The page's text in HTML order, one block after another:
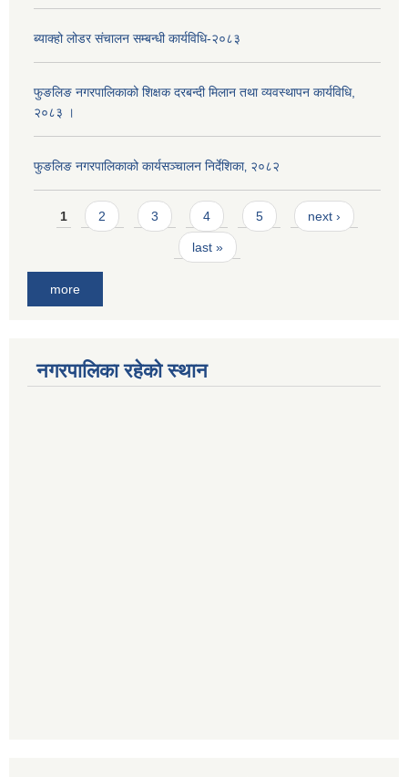
ब्याक्हो लोडर संचालन सम्बन्धी कार्यविधि-२०८३
फुङलिङ नगरपालिकाको शिक्षक दरबन्दी मिलान तथा व्यवस्थापन कार्यविधि,
२०८३ ।
फुङलिङ नगरपालिकाको कार्यसञ्चालन निर्देशिका‚ २०८२
Pages
1 2 3 4 5 next ›
last »
more
नगरपालिका रहेको स्थान